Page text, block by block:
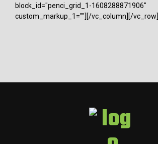
block_id="penci_grid_1-1608288871906"
custom_markup_1=""][/vc_column][/vc_row]